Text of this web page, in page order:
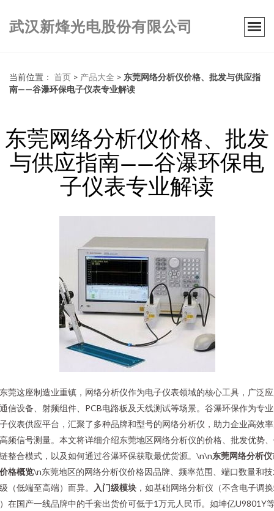
武汉新烽光电股份有限公司
当前位置： 首页 > 产品大全 > 东莞网络分析仪价格、批发与供应指
南——谷瀑环保电子仪表专业解读
东莞网络分析仪价格、批发
与供应指南——谷瀑环保电
子仪表专业解读
莞这座制造业重镇，网络分析仪作为电子仪表领域的核心工具，广泛
信设备、射频组件、PCB电路板及天线测试等场景。谷瀑环保作为专
仪表供应平台，汇聚了多种品牌和型号的网络分析仪，助力企业高效
频信号测量。本文将详细介绍东莞地区网络分析仪的价格、批发优势
整合模式，以及如何通过谷瀑环保获取最优货源。\n\n东莞网络分析仪
格概览\n东莞地区的网络分析仪价格因品牌、频率范围、端口数量和
（低端至高端）而异。
入门级模块 ，如基础网络分析仪（不含电子调
在国产一线品牌中的千套出货价可低于1万元人民币。如坤亿U9801Y